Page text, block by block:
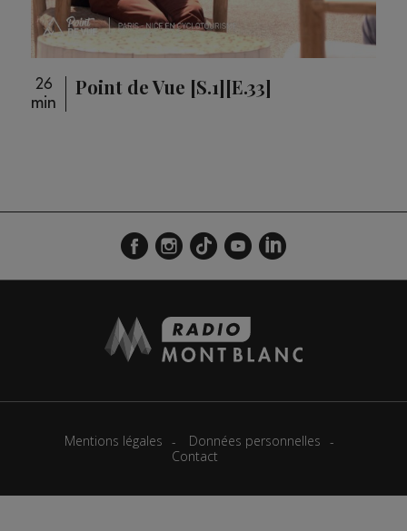
26
min
Point de Vue [S.1][E.33]
Mentions légales
Données personnelles
Contact